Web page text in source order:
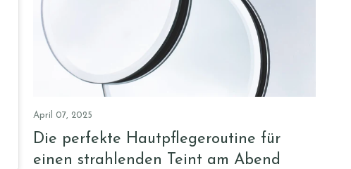
April 07, 2025
Die perfekte Hautpflegeroutine für
einen strahlenden Teint am Abend